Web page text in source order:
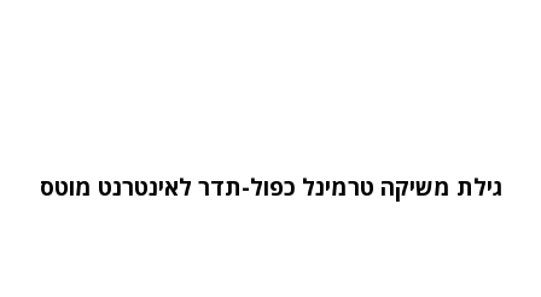
גילת משיקה טרמינל כפול-תדר לאינטרנט מוטס